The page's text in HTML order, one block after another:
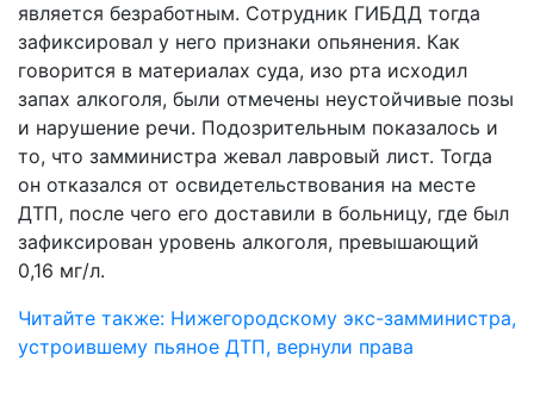
является безработным. Сотрудник ГИБДД тогда
зафиксировал у него признаки опьянения. Как
говорится в материалах суда, изо рта исходил
запах алкоголя, были отмечены неустойчивые позы
и нарушение речи. Подозрительным показалось и
то, что замминистра жевал лавровый лист. Тогда
он отказался от освидетельствования на месте
ДТП, после чего его доставили в больницу, где был
зафиксирован уровень алкоголя, превышающий
0,16 мг/л.
Читайте также: Нижегородскому экс-замминистра,
устроившему пьяное ДТП, вернули права